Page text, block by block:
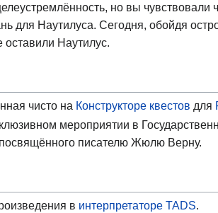
но вы
для Наутилуса. Сегодня, обойдя
Наутилус.
чисто на Конструкторе квестов для
мероприятии в
писателю Жюлю Верну.
в интерпретаторе TADS.